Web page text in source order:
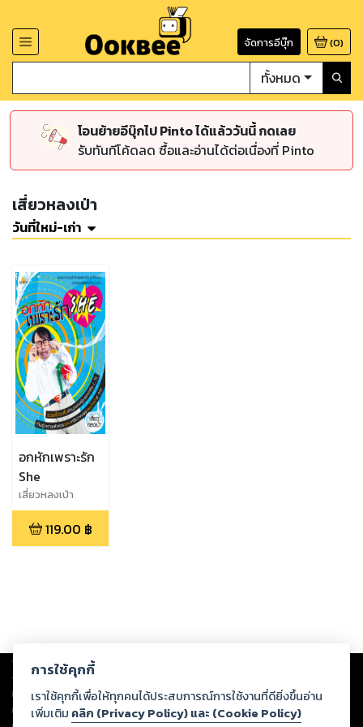
จัดการอีบุ๊ก (0)
ทั้งหมด
โอนย้ายอีบุ๊กไป Pinto ได้แล้ววันนี้ กดเลย
รับทันทีโค้ดลด ซื้อและอ่านได้ต่อเนื่องที่ Pinto
เสี่ยวหลงเป่า
วันที่ใหม่-เก่า
อกหักเพราะรัก
She
เสี่ยวหลงเป่า
119.00 ฿
Copyright © 2026
ต่อผลงานหรือเนื้อหาใดที่อัปโหลดผ่านเว็บไซต์และปรากฏว่าละเมิดสิทธิใน
ทรัพย์สินทางปัญญาของบุคคลอื่นหรือขัดต่อกฎหมายและศีลธรรม ดังนั้น ผู้อ่าน
ทุกท่านโปรดใช้วิจารณญาณในการกลั่นกรองด้วยตนเอง และหากท่านพบว่าส่วน
การใช้คุกกี้
เราใช้คุกกี้เพื่อให้ทุกคนได้ประสบการณ์การใช้งานที่ดียิ่งขึ้นอ่าน
เพิ่มเติม คลิก (Privacy Policy) และ (Cookie Policy)